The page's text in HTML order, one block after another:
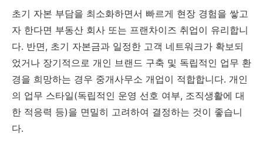
초기 자본 부담을 최소화하면서 빠르게 현장 경험을 쌓고
자 한다면 부동산 회사 또는 프랜차이즈 취업이 유리합니
다. 반면, 초기 자본금과 일정한 고객 네트워크가 확보되
었거나 장기적으로 개인 브랜드 구축 및 독립적인 업무 환
경을 희망하는 경우 중개사무소 개업이 적합합니다. 개인
의 업무 스타일(독립적인 운영 선호 여부, 조직생활에 대
한 적응력 등)을 면밀히 고려하여 결정하는 것이 좋습니
다.